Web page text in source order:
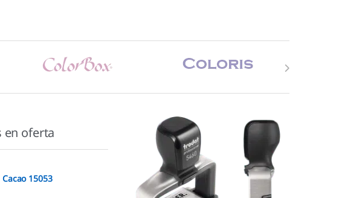
en oferta
Cacao 15053